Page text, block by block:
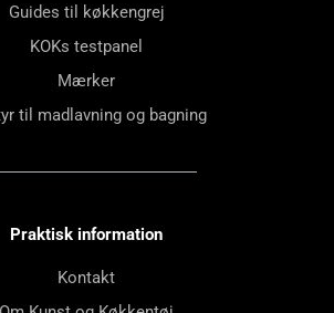
Guides til køkkengrej
KOKs testpanel
Mærker
til madlavning og bagning
Praktisk information
Kontakt